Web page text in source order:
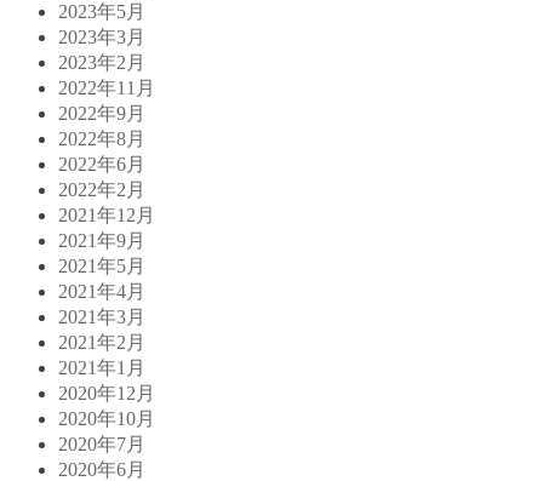
2023年5月
2023年3月
2023年2月
2022年11月
2022年9月
2022年8月
2022年6月
2022年2月
2021年12月
2021年9月
2021年5月
2021年4月
2021年3月
2021年2月
2021年1月
2020年12月
2020年10月
2020年7月
2020年6月